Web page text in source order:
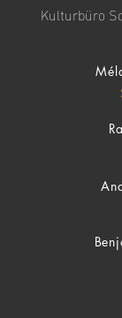
Kulturbüro